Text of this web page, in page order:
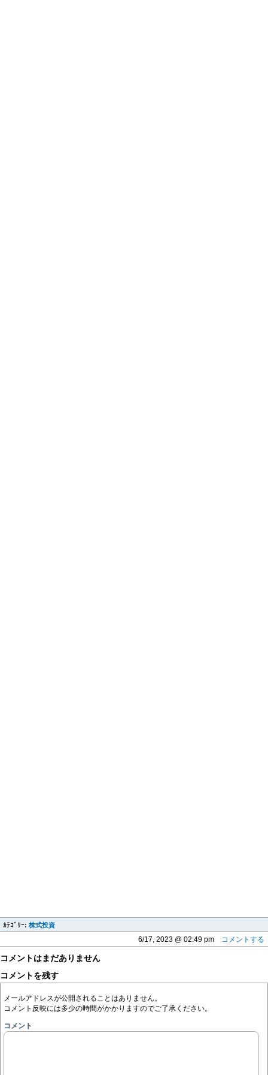
ｶﾃｺﾞﾘｰ: 株式投資
6/17, 2023 @ 02:49 pm コメントする
コメントはまだありません
コメントを残す
メールアドレスが公開されることはありません。
コメント反映には多少の時間がかかりますのでご了承ください。
コメント